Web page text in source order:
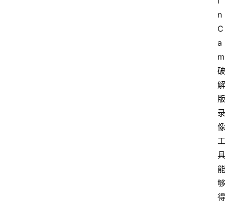
n
C
a
m
破
解
版
录
像
工
具
能
够
得